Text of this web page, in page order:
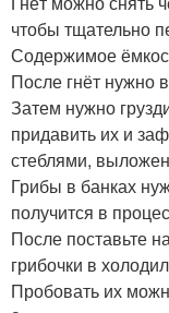
чтобы тщательно
Содержимое
После гнёт нужно
Затем нужно
придавить их и
стеблями,
Грибы в банках
получится в
После поставьте
грибочки в
Пробовать их